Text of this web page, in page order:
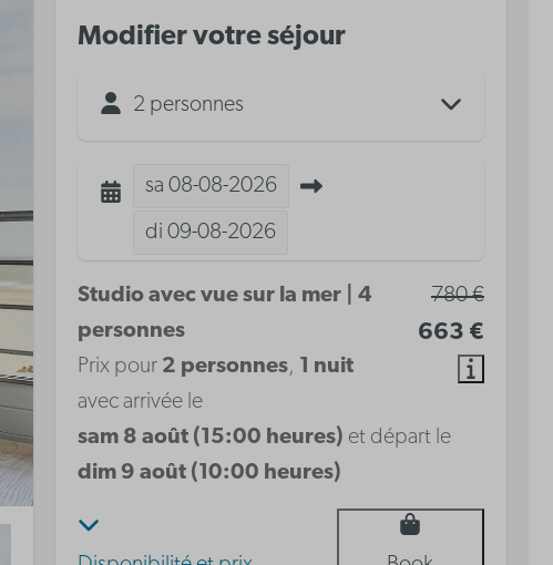
Modifier votre séjour
2 personnes
sa 08-08-2026
di 09-08-2026
780 €
663 €
Studio avec vue sur la mer | 4
personnes
Prix pour 2 personnes, 1 nuit
avec arrivée le
sam 8 août (15:00 heures) et départ le
dim 9 août (10:00 heures)